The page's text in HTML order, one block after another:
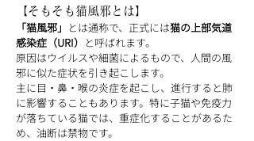
【そもそも猫風邪とは】
「猫風邪」 とは通称で、正式には猫の上部気道
感染症（URI） と呼ばれます。
原因はウイルスや細菌によるもので、人間の風
邪に似た症状を引き起こします。
主に目・鼻・喉の炎症を起こし、進行すると肺
に影響することもあります。特に子猫や免疫力
が落ちている猫では、重症化することがあるた
め、油断は禁物です。